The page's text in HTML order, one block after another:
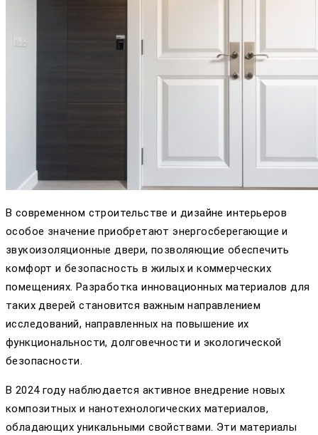
В современном строительстве и дизайне интерьеров
особое значение приобретают энергосберегающие и
звукоизоляционные двери, позволяющие обеспечить
комфорт и безопасность в жилых и коммерческих
помещениях. Разработка инновационных материалов для
таких дверей становится важным направлением
исследований, направленных на повышение их
функциональности, долговечности и экологической
безопасности.
В 2024 году наблюдается активное внедрение новых
композитных и нанотехнологических материалов,
обладающих уникальными свойствами. Эти материалы